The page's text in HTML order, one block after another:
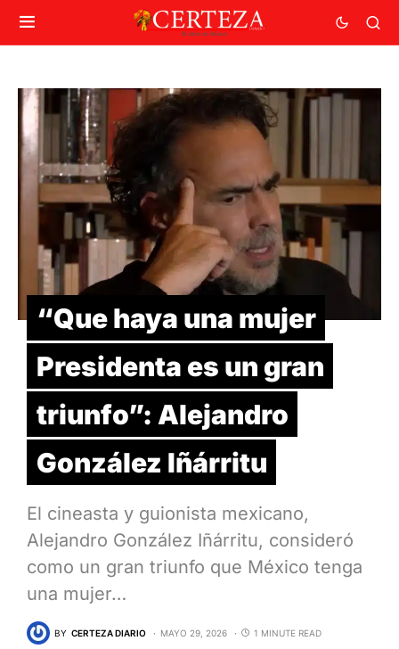
“Que haya una mujer
Presidenta es un gran
triunfo”: Alejandro
González Iñárritu
El cineasta y guionista mexicano,
Alejandro González Iñárritu, consideró
como un gran triunfo que México tenga
una mujer…
BY CERTEZA DIARIO MAYO 29, 2026 1 MINUTE READ